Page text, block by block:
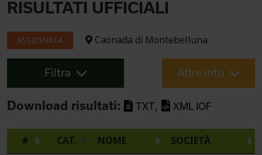
RISULTATI UFFICIALI
ASSEGNATA Caonada di Montebelluna
Altre info
Filtra
Download risultati: TXT, XML IOF
# CAT. NOME SOCIETÀ